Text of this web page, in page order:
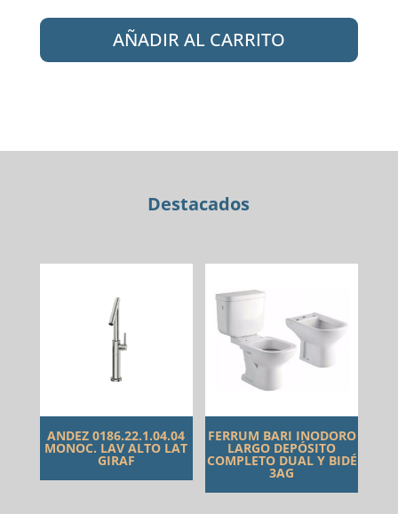
MISIONES
VIDRIO
AÑADIR AL CARRITO
Destacados
ANDEZ 0186.22.1.04.04
MONOC. LAV ALTO LAT
GIRAF
FERRUM BARI INODORO
LARGO DEPÓSITO
COMPLETO DUAL Y BIDÉ
3AG